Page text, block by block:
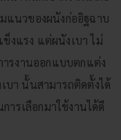
แนวของผนังก่ออิฐฉาบ
งแรง แต่ผนังเบา ไม่
ารงานออกแบบตกแต่ง
บา นั้นสามารถติดตั้งได้
ารเลือกมาใช้งานได้ดี